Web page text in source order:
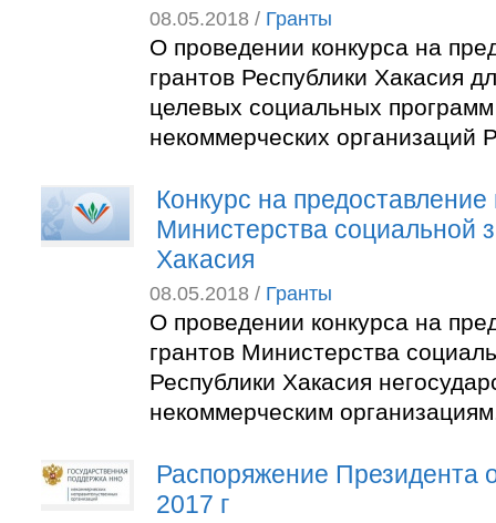
08.05.2018 / Гранты
О проведении конкурса на
грантов Республики Хакасия
целевых социальных
некоммерческих организаций
Конкурс на предоставление
Министерства социальной
Хакасия
08.05.2018 / Гранты
О проведении конкурса на
грантов Министерства
Республики Хакасия
некоммерческим
Распоряжение Президента
2017 г